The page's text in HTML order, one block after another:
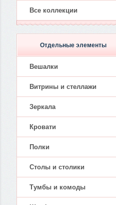
Все коллекции
Отдельные элементы
Вешалки
Витрины и стеллажи
Зеркала
Кровати
Полки
Столы и столики
Тумбы и комоды